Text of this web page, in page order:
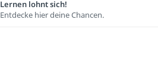
Lernen lohnt sich!
Entdecke hier deine Chancen.